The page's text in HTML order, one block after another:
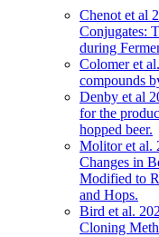
Chenot et al
Conjugates:
during
Colomer et
compounds
Denby et al
for the
hopped beer.
Molitor et al.
Changes in
Modified to
and Hops.
Bird et al.
Cloning